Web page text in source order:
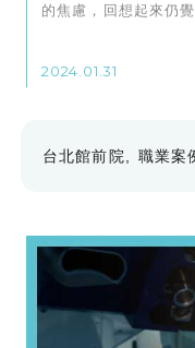
的焦慮，回想起來仍
2024.01.31
台北館前院 職業案